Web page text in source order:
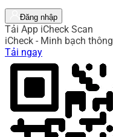
Đăng nhập
Tải App iCheck Scan
iCheck - Minh bạch
Tải ngay